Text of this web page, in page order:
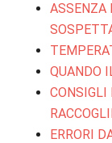
ASSENZA
QUANDO
CONSIGLI
ERRORI